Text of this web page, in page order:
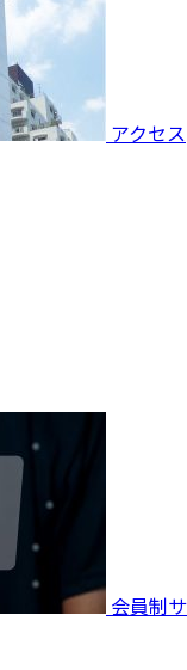
アクセス
会員制サ